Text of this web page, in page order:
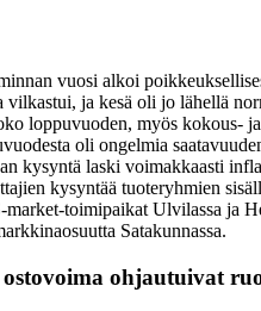
vuosi alkoi
ja kesä oli jo lähellä
loppuvuoden, myös kokous-
oli ongelmia
kysyntä laski voimakkaasti
kysyntää tuoteryhmien
toimipaikat Ulvilassa ja
Satakunnassa.
ohjautuivat